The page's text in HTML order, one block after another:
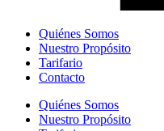
Quiénes Somos
Nuestro Propósito
Tarifario
Contacto
Quiénes Somos
Nuestro Propósito